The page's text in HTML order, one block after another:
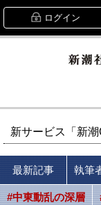
ログイン
新サービス「新
最新記事 執筆
#中東動乱の深層